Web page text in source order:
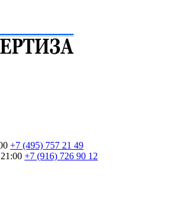
+7 (495) 757 21 49
+7 (916) 726 90 12